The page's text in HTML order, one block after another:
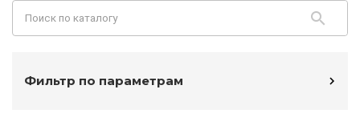
Фильтр по параметрам